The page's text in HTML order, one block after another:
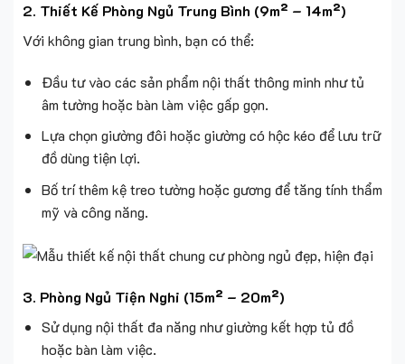
2. Thiết Kế Phòng Ngủ Trung Bình (9m² – 14m²)
Với không gian trung bình, bạn có thể:
Đầu tư vào các sản phẩm nội thất thông minh như tủ
âm tường hoặc bàn làm việc gấp gọn.
Lựa chọn giường đôi hoặc giường có hộc kéo để lưu trữ
đồ dùng tiện lợi.
Bố trí thêm kệ treo tường hoặc gương để tăng tính thẩm
mỹ và công năng.
3. Phòng Ngủ Tiện Nghi (15m² – 20m²)
Sử dụng nội thất đa năng như giường kết hợp tủ đồ
hoặc bàn làm việc.